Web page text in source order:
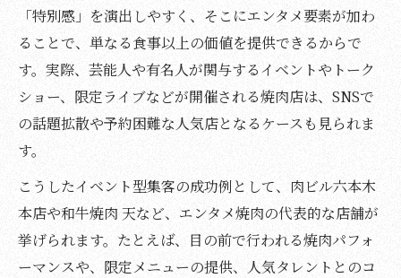
「特別感」を演出しやすく、そこにエンタメ要素が加わ
ることで、単なる食事以上の価値を提供できるからで
す。実際、芸能人や有名人が関与するイベントやトーク
ショー、限定ライブなどが開催される焼肉店は、SNSで
の話題拡散や予約困難な人気店となるケースも見られま
す。
こうしたイベント型集客の成功例として、肉ビル六本木
本店や和牛焼肉 天など、エンタメ焼肉の代表的な店舗が
挙げられます。たとえば、目の前で行われる焼肉パフォ
ーマンスや、限定メニューの提供、人気タレントとのコ